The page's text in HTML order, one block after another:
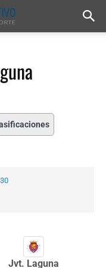
Jvt. Laguna